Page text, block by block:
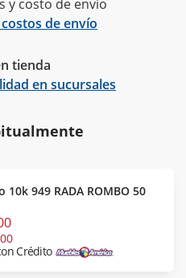
y costo de envío
de envío
tienda
en sucursales
10k 949 RADA ROMBO 50
Crédito